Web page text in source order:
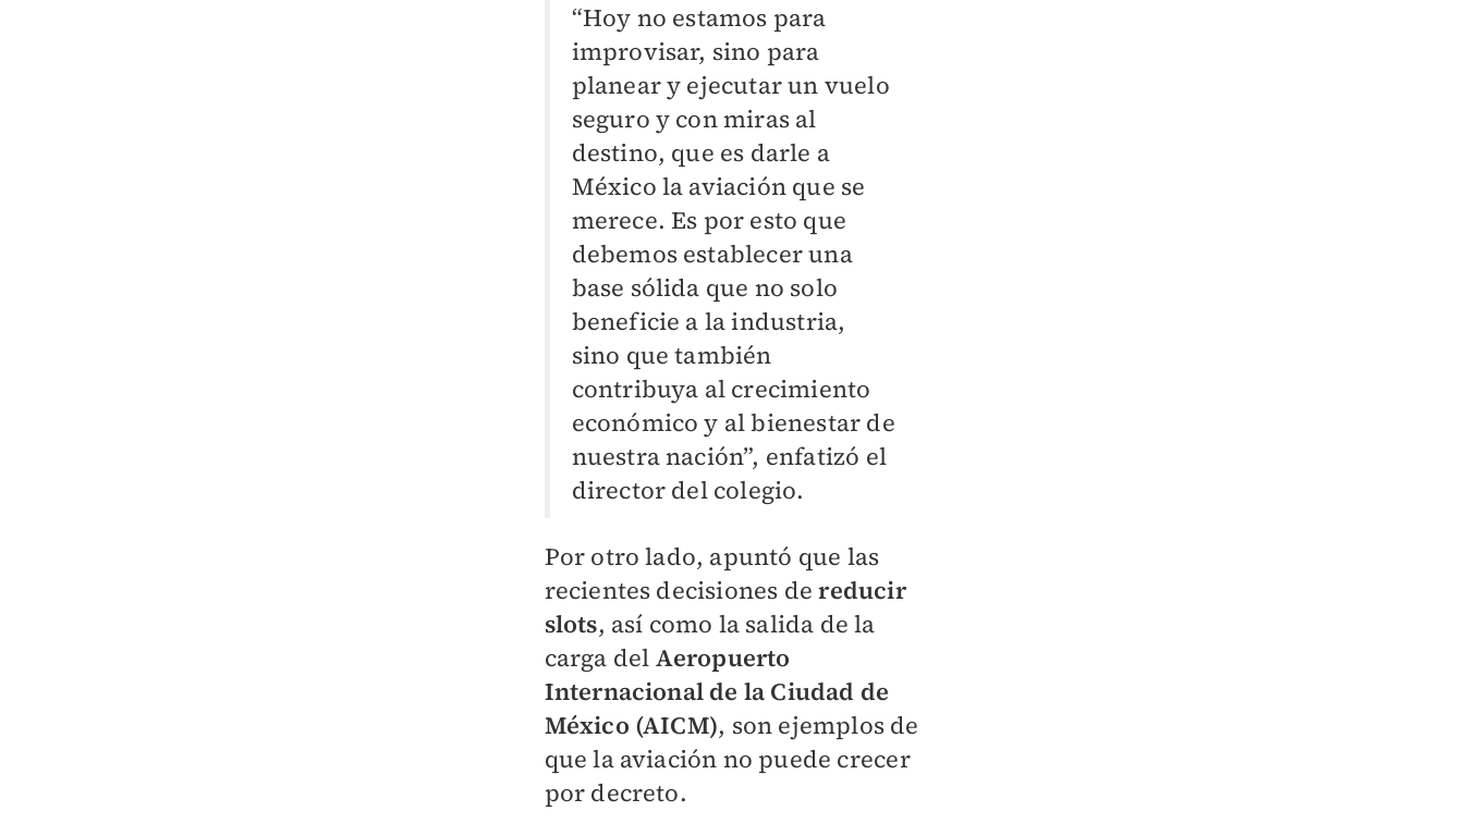
“Hoy no estamos para
improvisar, sino para
planear y ejecutar un vuelo
seguro y con miras al
destino, que es darle a
México la aviación que se
merece. Es por esto que
debemos establecer una
base sólida que no solo
beneficie a la industria,
sino que también
contribuya al crecimiento
económico y al bienestar de
nuestra nación”, enfatizó el
director del colegio.
Por otro lado, apuntó que las
recientes decisiones dereducir
slots, así como la salida de la
carga del Aeropuerto
Internacional de la Ciudad de
México (AICM), son ejemplos de
que la aviación no puede crecer
por decreto.